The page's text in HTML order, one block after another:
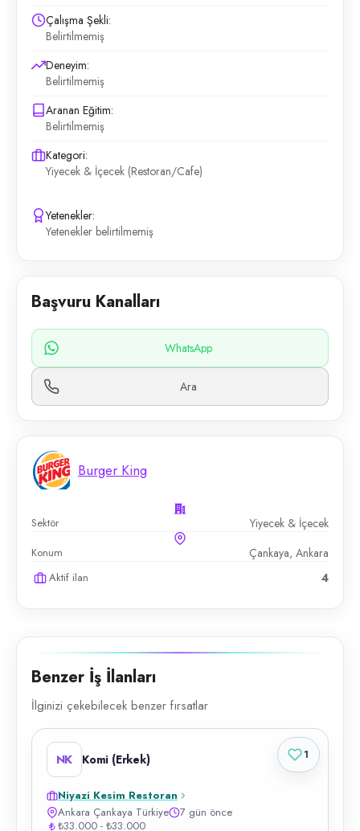
Çalışma Şekli:
Belirtilmemiş
Deneyim:
Belirtilmemiş
Aranan Eğitim:
Belirtilmemiş
Kategori:
Yiyecek & İçecek (Restoran/Cafe)
Yetenekler:
Yetenekler belirtilmemiş
Başvuru Kanalları
WhatsApp
Ara
Burger King
Sektör Yiyecek & İçecek
Konum Çankaya, Ankara
Aktif ilan 4
Benzer İş İlanları
İlginizi çekebilecek benzer fırsatlar
NK Komi (Erkek)
Niyazi Kesim Restoran
Ankara Çankaya Türkiye
7 gün önce
₺33.000 - ₺33.000
1